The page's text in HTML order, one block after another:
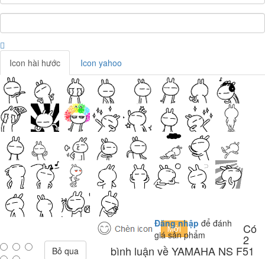
Icon hài hước Icon yahoo
Đăng nhập để đánh
giá sản phẩm
Bỏ qua
Có
2
bình luận về YAMAHA NS F51